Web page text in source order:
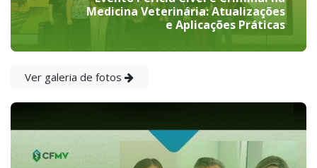
Medicina Veterinária: Atualizações
e Aplicações Práticas
Ver galeria de fotos